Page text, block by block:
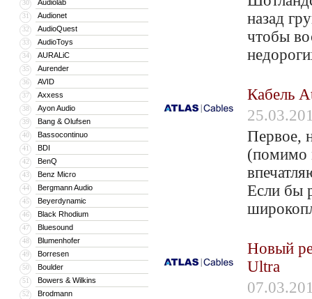
30 Audiolab
31 Audionet
32 AudioQuest
33 AudioToys
34 AURALiC
35 Aurender
36 AVID
37 Axxess
38 Ayon Audio
39 Bang & Olufsen
40 Bassocontinuo
41 BDI
42 BenQ
43 Benz Micro
44 Bergmann Audio
45 Beyerdynamic
46 Black Rhodium
47 Bluesound
48 Blumenhofer
49 Borresen
50 Boulder
51 Bowers & Wilkins
52 Brodmann
назад
чтобы
Кабель
Первое,
(помимо
Если бы
Новый
Ultra